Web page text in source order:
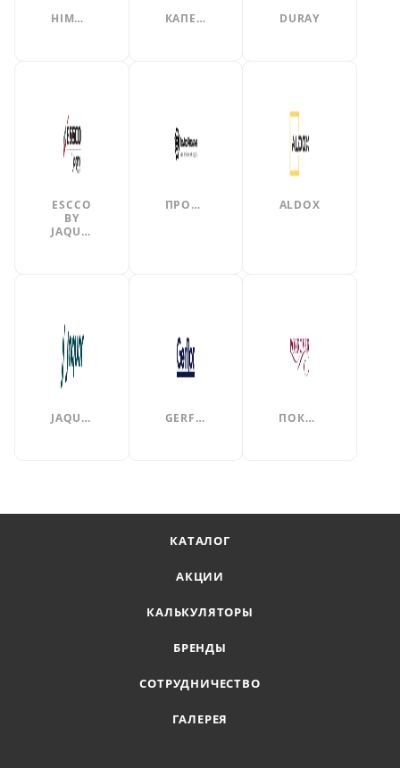
HIMMEL КАПЕЛИ DURAY
ESCCO
BY
JAQUAR
ПРОМСТРОЙАВТОМАТИКА ALDOX
JAQUAR GERFLOR ПОКРОВЕР
КАТАЛОГ
АКЦИИ
КАЛЬКУЛЯТОРЫ
БРЕНДЫ
СОТРУДНИЧЕСТВО
ГАЛЕРЕЯ